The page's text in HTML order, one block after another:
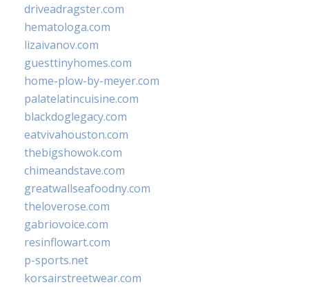
driveadragster.com
hematologa.com
lizaivanov.com
guesttinyhomes.com
home-plow-by-meyer.com
palatelatincuisine.com
blackdoglegacy.com
eatvivahouston.com
thebigshowok.com
chimeandstave.com
greatwallseafoodny.com
theloverose.com
gabriovoice.com
resinflowart.com
p-sports.net
korsairstreetwear.com